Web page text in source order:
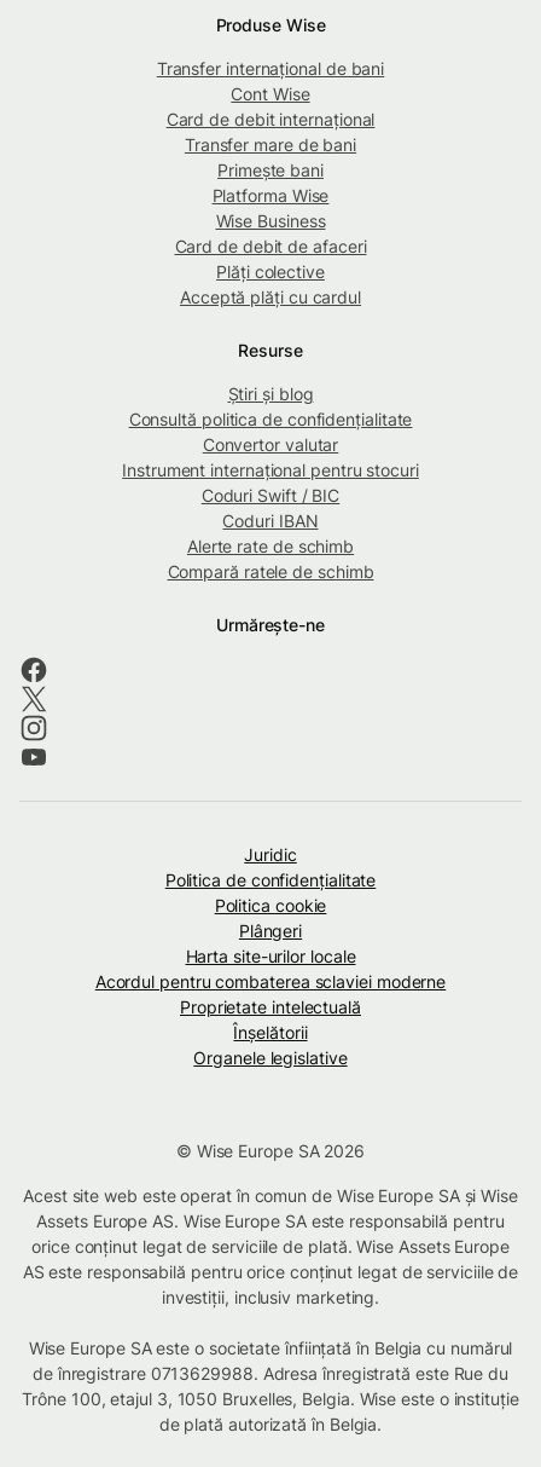
Produse Wise
Transfer internațional de bani
Cont Wise
Card de debit internațional
Transfer mare de bani
Primește bani
Platforma Wise
Wise Business
Card de debit de afaceri
Plăți colective
Acceptă plăți cu cardul
Resurse
Știri și blog
Consultă politica de confidențialitate
Convertor valutar
Instrument internațional pentru stocuri
Coduri Swift / BIC
Coduri IBAN
Alerte rate de schimb
Compară ratele de schimb
Urmărește-ne
Juridic
Politica de confidenţialitate
Politica cookie
Plângeri
Harta site-urilor locale
Acordul pentru combaterea sclaviei moderne
Proprietate intelectuală
Înșelătorii
Organele legislative
© Wise Europe SA 2026
Acest site web este operat în comun de Wise Europe SA și Wise
Assets Europe AS. Wise Europe SA este responsabilă pentru
orice conținut legat de serviciile de plată. Wise Assets Europe
AS este responsabilă pentru orice conținut legat de serviciile de
investiții, inclusiv marketing.
Wise Europe SA este o societate înființată în Belgia cu numărul
de înregistrare 0713629988. Adresa înregistrată este Rue du
Trône 100, etajul 3, 1050 Bruxelles, Belgia. Wise este o instituție
de plată autorizată în Belgia.